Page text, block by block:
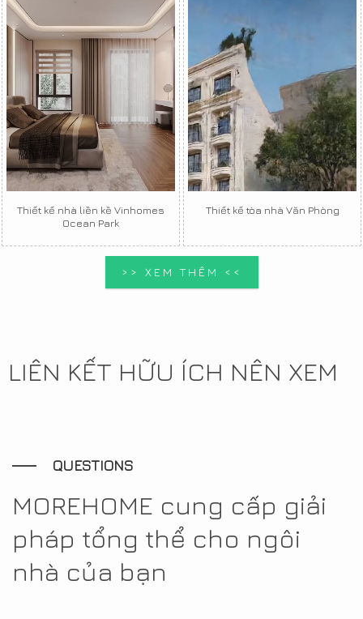
Thiết kế nhà liền kề Vinhomes
Ocean Park
Thiết kế tòa nhà Văn Phòng
>> XEM THÊM <<
LIÊN KẾT HỮU ÍCH NÊN XEM
QUESTIONS
MOREHOME cung cấp giải
pháp tổng thể cho ngôi
nhà của bạn